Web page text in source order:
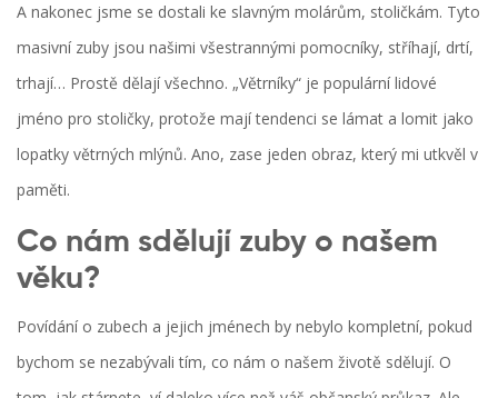
A nakonec jsme se dostali ke slavným molárům, stoličkám. Tyto
masivní zuby jsou našimi všestrannými pomocníky, stříhají, drtí,
trhají… Prostě dělají všechno. „Větrníky“ je populární lidové
jméno pro stoličky, protože mají tendenci se lámat a lomit jako
lopatky větrných mlýnů. Ano, zase jeden obraz, který mi utkvěl v
paměti.
Co nám sdělují zuby o našem
věku?
Povídání o zubech a jejich jménech by nebylo kompletní, pokud
bychom se nezabývali tím, co nám o našem životě sdělují. O